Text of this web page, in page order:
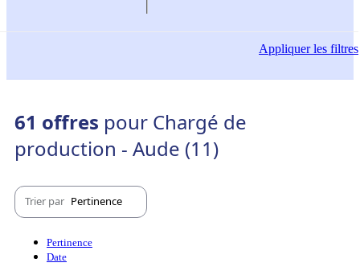
Appliquerles filtres
61 offres pour Chargé de
production - Aude (11)
Trier par Pertinence
Pertinence
Date